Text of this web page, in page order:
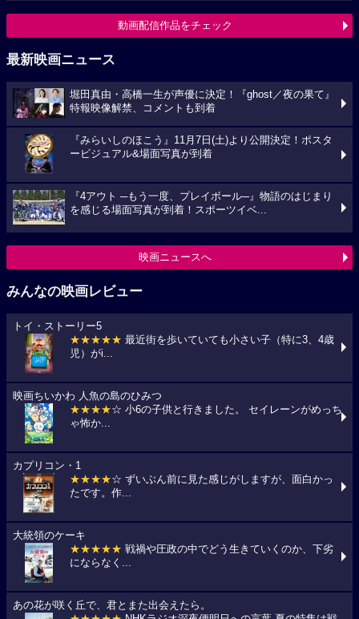
動画配信作品をチェック
最新映画ニュース
堀田真由・高橋一生が声優に決定！『ghost／夜の果て』
特報映像解禁、コメントも到着
『みらいしのほこう』11月7日(土)より公開決定！ポスタ
ービジュアル&場面写真が到着
『4アウト ─もう一度、プレイボール─』物語のはじまり
を感じる場面写真が到着！スポーツイベ...
映画ニュースへ
みんなの映画レビュー
トイ・ストーリー5
★★★★★ 最近街を歩いていても小さい子（特に3、4歳
児）がi...
映画ちいかわ 人魚の島のひみつ
★★★★☆ 小6の子供と行きました。 セイレーンがめっち
ゃ怖か...
カプリコン・1
★★★★☆ ずいぶん前に見た感じがしますが、面白かっ
たです。作...
大統領のケーキ
★★★★★ 戦禍や圧政の中でどう生きていくのか、下劣
にならなく...
あの花が咲く丘で、君とまた出会えたら。